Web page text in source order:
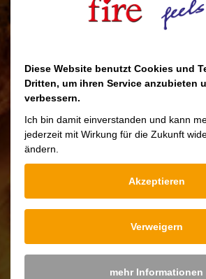
Ces braséros sont un nouveau
et votre famille.
Et aussi avec vos amis le succès
On allume le feu, on prépare la
dans le brasero et puis on met
Diese Website benutzt Cookies und
Dritten, um ihren Service anzubieten
verbessern.
Ich bin damit einverstanden und kann
jederzeit mit Wirkung für die Zukunft
ändern.
Akzeptieren
Verweigern
mehr Informationen